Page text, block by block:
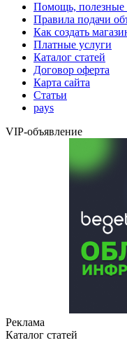
Помощь, полезные
Правила подачи
Как создать
Платные услуги
Каталог статей
Договор оферта
Карта сайта
Статьи
pays
VIP-объявление
Реклама
Каталог статей